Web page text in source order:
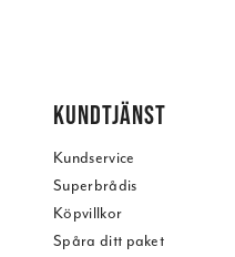
KUNDTJÄNST
Kundservice
Superbrådis
Köpvillkor
Spåra ditt paket